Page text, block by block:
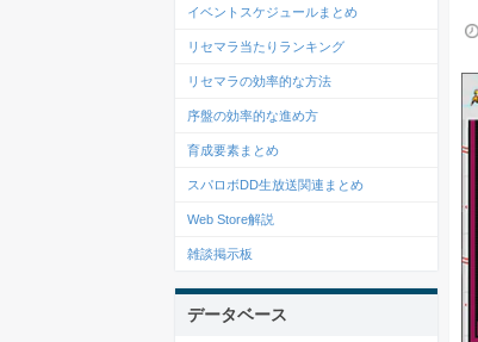
イベントスケジュールまとめ
リセマラ当たりランキング
リセマラの効率的な方法
序盤の効率的な進め方
育成要素まとめ
スパロボDD生放送関連まとめ
Web Store解説
雑談掲示板
データベース